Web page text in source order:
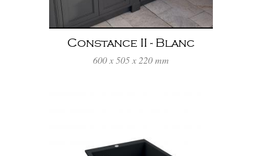
Constance II - Blanc
600 x 505 x 220 mm